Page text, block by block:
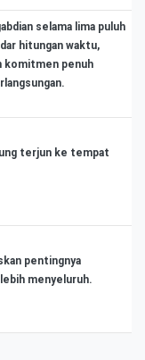
selama lima puluh
hitungan waktu,
komitmen penuh
terjun ke tempat
pentingnya
menyeluruh.